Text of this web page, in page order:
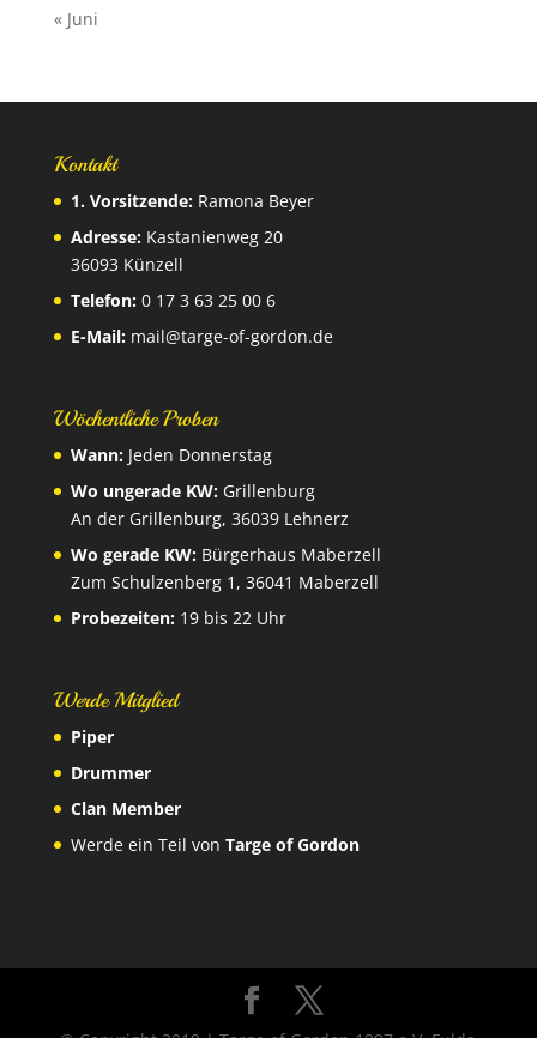
« Juni
Kontakt
1. Vorsitzende:Ramona Beyer
Adresse:Kastanienweg 20
36093 Künzell
Telefon:0 17 3 63 25 00 6
E-Mail: mail@targe-of-gordon.de
Wöchentliche Proben
Wann:Jeden Donnerstag
Wo ungerade KW:Grillenburg
An der Grillenburg, 36039 Lehnerz
Wo gerade KW:Bürgerhaus Maberzell
Zum Schulzenberg 1, 36041 Maberzell
Probezeiten:19 bis 22 Uhr
Werde Mitglied
Piper
Drummer
Clan Member
Werde ein Teil von Targe of Gordon